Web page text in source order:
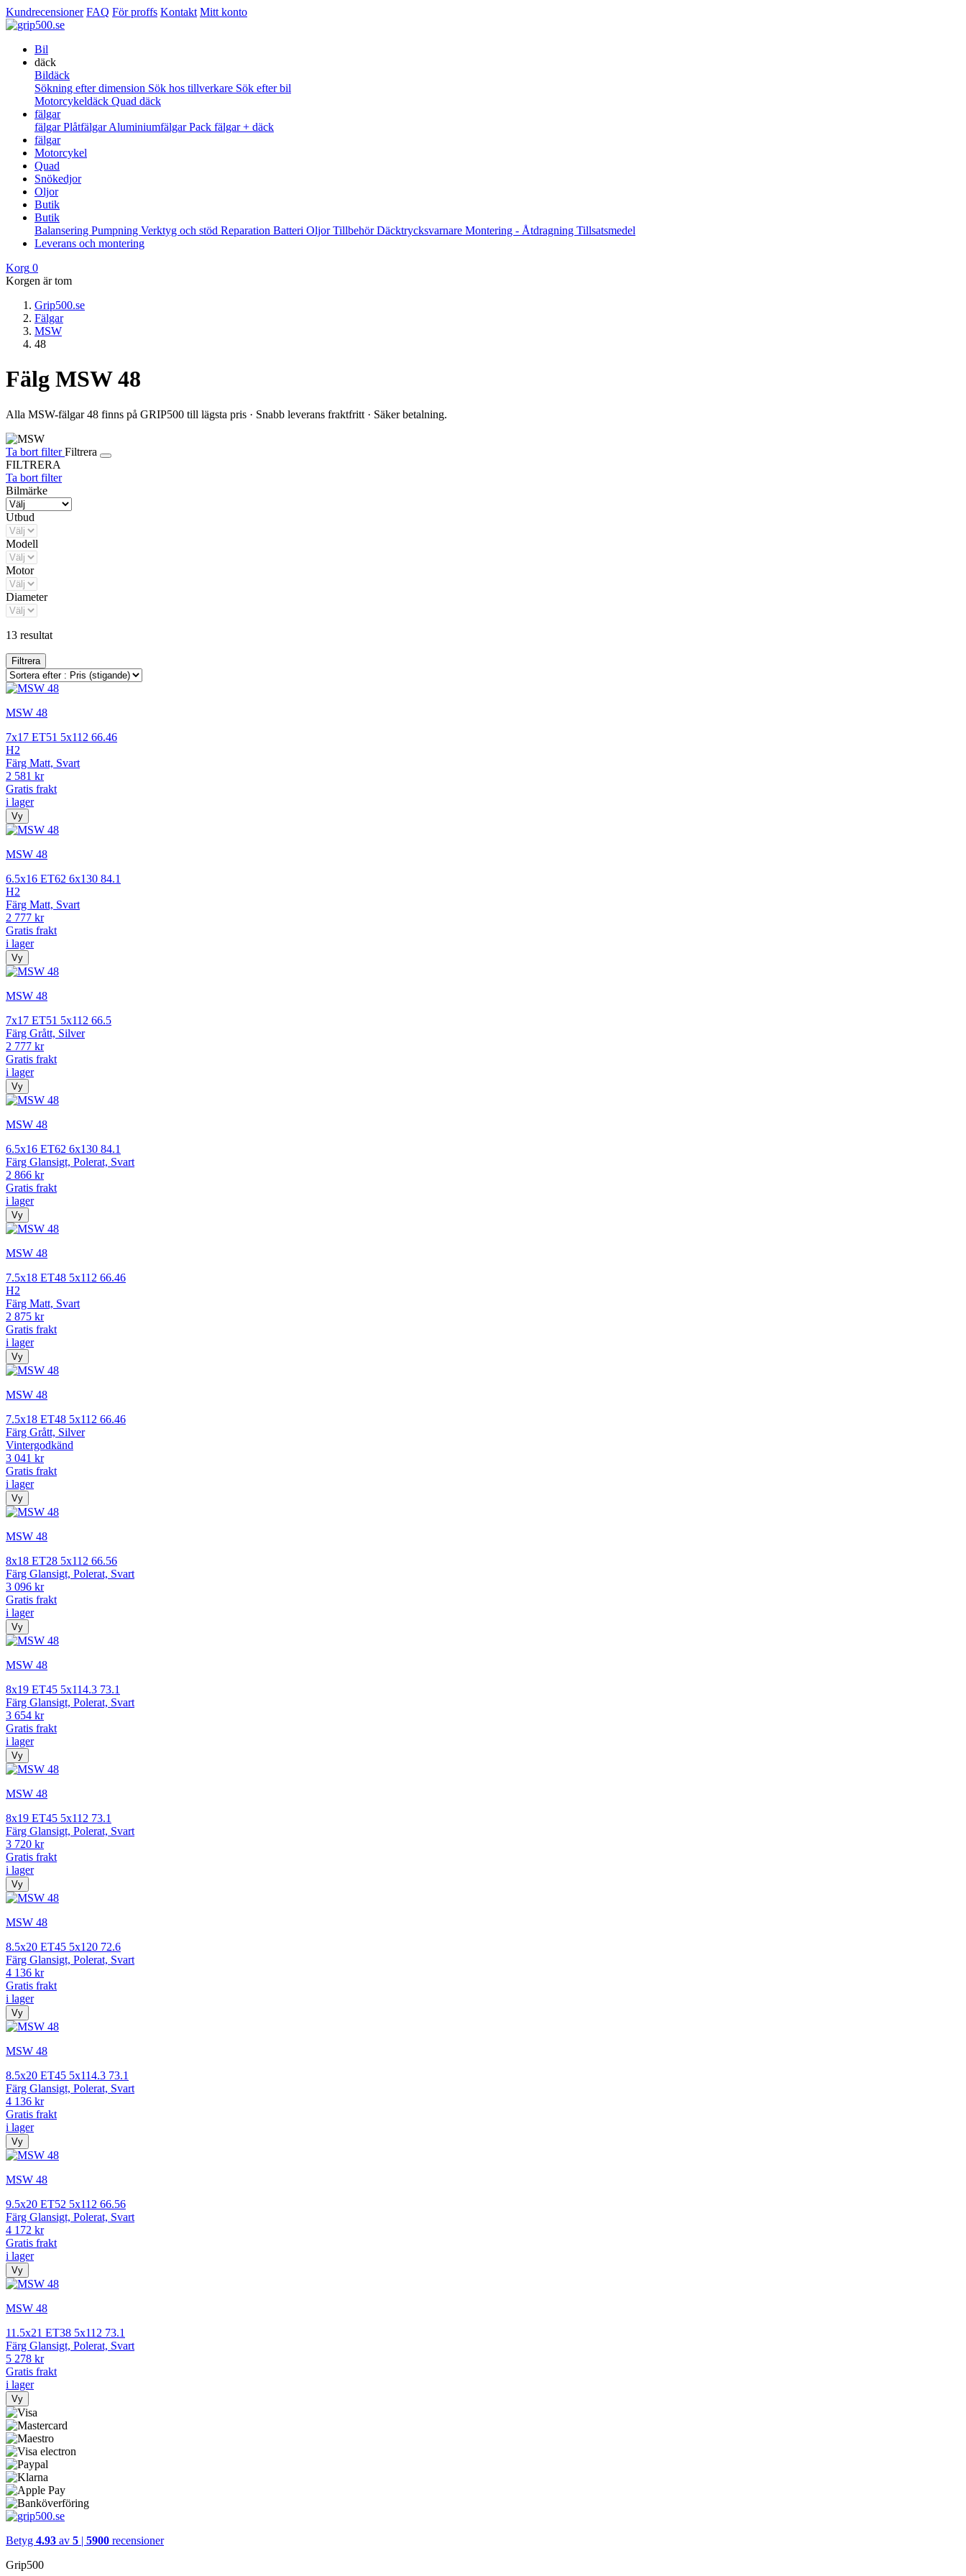
Kundrecensioner FAQ För proffs Kontakt Mitt konto
Bil
däck
Bildäck
Sökning efter dimension Sök hos tillverkare Sök efter bil
Motorcykeldäck Quad däck
fälgar
fälgarPlåtfälgarAluminiumfälgarPack fälgar + däck
fälgar
Motorcykel
Quad
Snökedjor
Oljor
Butik
Butik
Balansering Pumpning Verktyg och stöd Reparation Batteri OljorTillbehörDäcktrycksvarnare Montering - Åtdragning Tillsatsmedel
Leverans och montering
Korg 0
Korgen är tom
Grip500.se
Fälgar
MSW
48
Fälg MSW 48
Alla MSW-fälgar 48 finns på GRIP500 till lägsta pris · Snabb leverans fraktfritt · Säker betalning.
Ta bort filterFiltrera
FILTRERA
Ta bort filter
Bilmärke
Utbud
Modell
Motor
Diameter
13 resultat
Filtrera
MSW 48
7x17 ET51 5x112 66.46
H2
Färg Matt, Svart
2 581 kr
Gratis frakt
i lager
Vy
MSW 48
6.5x16 ET62 6x130 84.1
H2
Färg Matt, Svart
2 777 kr
Gratis frakt
i lager
Vy
MSW 48
7x17 ET51 5x112 66.5
Färg Grått, Silver
2 777 kr
Gratis frakt
i lager
Vy
MSW 48
6.5x16 ET62 6x130 84.1
Färg Glansigt, Polerat, Svart
2 866 kr
Gratis frakt
i lager
Vy
MSW 48
7.5x18 ET48 5x112 66.46
H2
Färg Matt, Svart
2 875 kr
Gratis frakt
i lager
Vy
MSW 48
7.5x18 ET48 5x112 66.46
Färg Grått, Silver
Vintergodkänd
3 041 kr
Gratis frakt
i lager
Vy
MSW 48
8x18 ET28 5x112 66.56
Färg Glansigt, Polerat, Svart
3 096 kr
Gratis frakt
i lager
Vy
MSW 48
8x19 ET45 5x114.3 73.1
Färg Glansigt, Polerat, Svart
3 654 kr
Gratis frakt
i lager
Vy
MSW 48
8x19 ET45 5x112 73.1
Färg Glansigt, Polerat, Svart
3 720 kr
Gratis frakt
i lager
Vy
MSW 48
8.5x20 ET45 5x120 72.6
Färg Glansigt, Polerat, Svart
4 136 kr
Gratis frakt
i lager
Vy
MSW 48
8.5x20 ET45 5x114.3 73.1
Färg Glansigt, Polerat, Svart
4 136 kr
Gratis frakt
i lager
Vy
MSW 48
9.5x20 ET52 5x112 66.56
Färg Glansigt, Polerat, Svart
4 172 kr
Gratis frakt
i lager
Vy
MSW 48
11.5x21 ET38 5x112 73.1
Färg Glansigt, Polerat, Svart
5 278 kr
Gratis frakt
i lager
Vy
Betyg 4.93 av 5 | 5900 recensioner
Grip500